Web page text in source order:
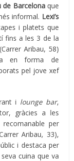
de Barcelona que
informal. Lexi’s
i platets que
fins a les 3 de la
Aribau, 58)
en forma de
pel jove xef
i lounge bar,
gràcies a les
per
Aribau, 33),
i destaca per
cuina que va